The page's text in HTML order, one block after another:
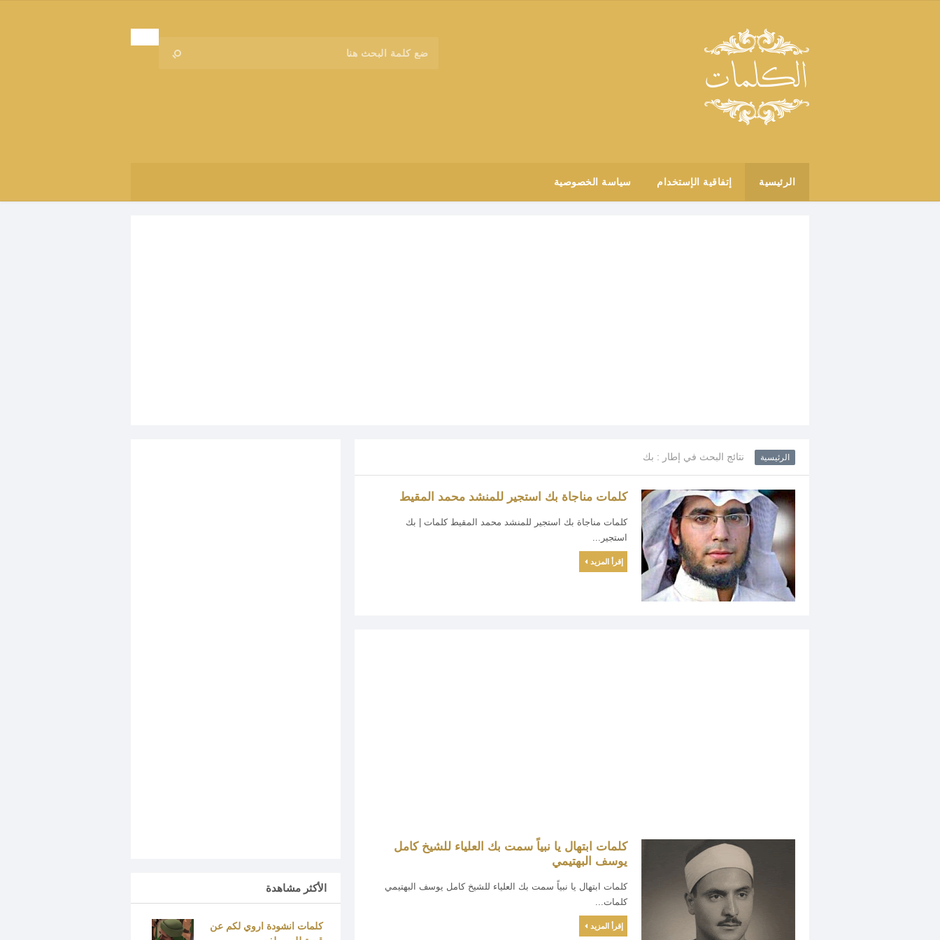
الرئيسية إتفاقية الإستخدام سياسة الخصوصية
الرئيسية نتائج البحث في إطار : بك
كلمات مناجاة بك استجير للمنشد محمد المقيط
كلمات مناجاة بك استجير للمنشد محمد المقيط كلمات | بك
استجير...
إقرأ المزيد
كلمات ابتهال يا نبياً سمت بك العلياء للشيخ كامل
يوسف البهتيمي
كلمات ابتهال يا نبياً سمت بك العلياء للشيخ كامل يوسف البهتيمي
كلمات...
إقرأ المزيد
الأكثر مشاهدة
كلمات انشودة اروي لكم عن